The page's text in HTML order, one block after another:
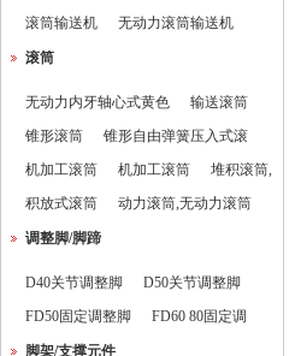
滚筒输送机
无动力滚筒输送机
滚筒
无动力内牙轴心式黄色
输送滚筒
锥形滚筒
锥形自由弹簧压入式滚
机加工滚筒
机加工滚筒
堆积滚筒,
积放式滚筒
动力滚筒,无动力滚筒
调整脚/脚蹄
D40关节调整脚
D50关节调整脚
FD50固定调整脚
FD60 80固定调
脚架/支撑元件